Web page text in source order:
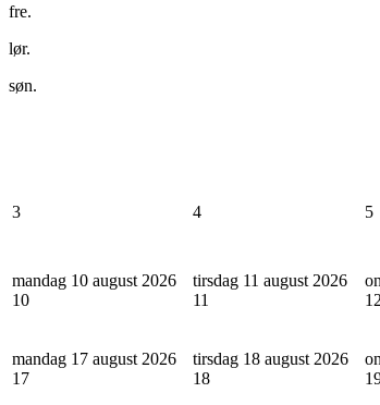
fre.
lør.
søn.
3 4 5
mandag 10 august 2026
10
tirsdag 11 august 2026
11
12
mandag 17 august 2026
17
tirsdag 18 august 2026
18